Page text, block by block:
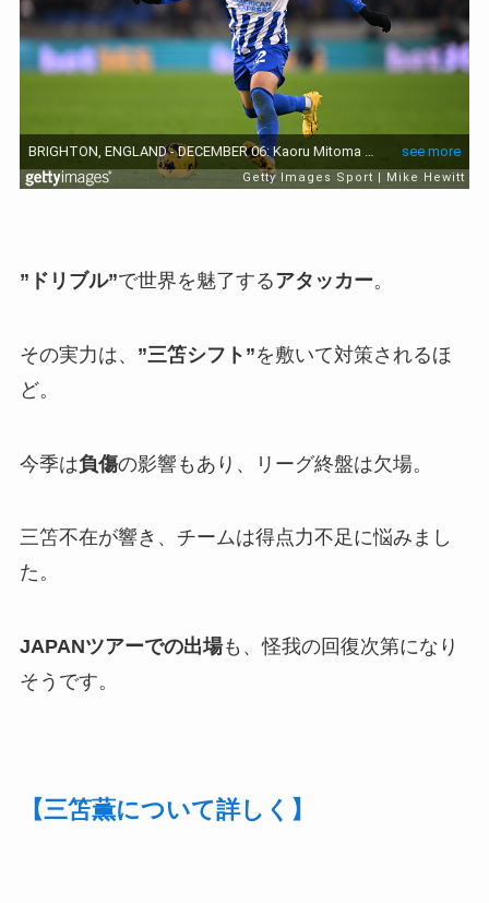
”ドリブル”で世界を魅了するアタッカー。
その実力は、 ”三笘シフト”を敷いて対策されるほ
ど。
今季は負傷の影響もあり、リーグ終盤は欠場。
三笘不在が響き、チームは得点力不足に悩みまし
た。
JAPANツアーでの出場も、怪我の回復次第になり
そうです。
【三笘薫について詳しく】